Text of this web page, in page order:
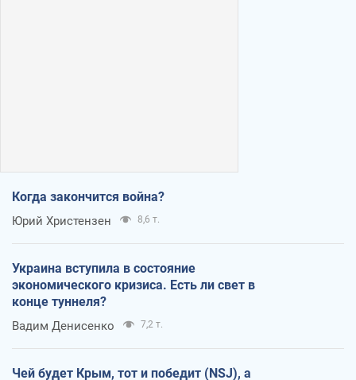
Когда закончится война?
Юрий Христензен 8,6 т.
Украина вступила в состояние
экономического кризиса. Есть ли свет в
конце туннеля?
Вадим Денисенко 7,2 т.
Чей будет Крым, тот и победит (NSJ), а